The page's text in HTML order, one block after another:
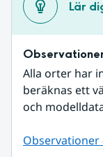
Lär
Alla orter har
beräknas ett
och
Observationer